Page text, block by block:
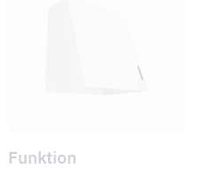
Funktion